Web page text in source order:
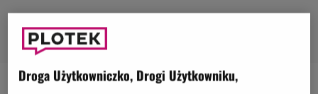
Droga Użytkowniczko, Drogi Użytkowniku,